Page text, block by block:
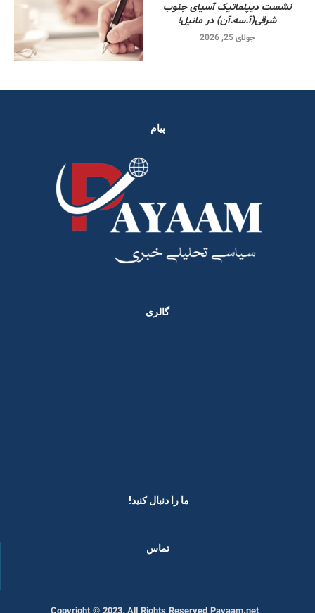
نشست دیپلماتیک آسیای جنوب
شرقی‌(آ.سه.آن) در مانیل!
جولای 25, 2026
پیام
گالری
ما را دنبال کنید! ​
تماس